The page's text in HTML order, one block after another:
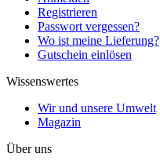
Registrieren
Passwort vergessen?
Wo ist meine Lieferung?
Gutschein einlösen
Wissenswertes
Wir und unsere Umwelt
Magazin
Über uns